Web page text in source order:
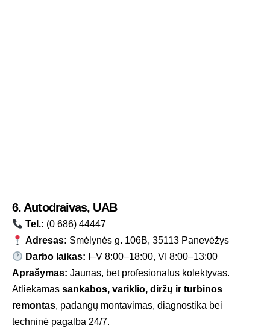
6. Autodraivas, UAB
Tel.: (0 686) 44447
Adresas: Smėlynės g. 106B, 35113 Panevėžys
Darbo laikas: I–V 8:00–18:00, VI 8:00–13:00
Aprašymas: Jaunas, bet profesionalus kolektyvas.
Atliekamas sankabos, variklio, diržų ir turbinos
remontas, padangų montavimas, diagnostika bei
techninė pagalba 24/7.